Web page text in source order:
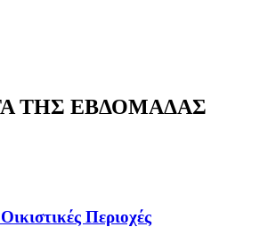
ΤΗΣ ΕΒΔΟΜΑΔΑΣ
Περιοχές